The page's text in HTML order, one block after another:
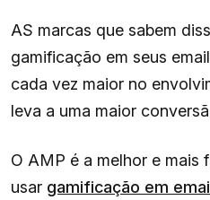
AS marcas que sabem
gamificação em seus
cada vez maior no
leva a uma maior
O AMP é a melhor e mais
usar gamificação em